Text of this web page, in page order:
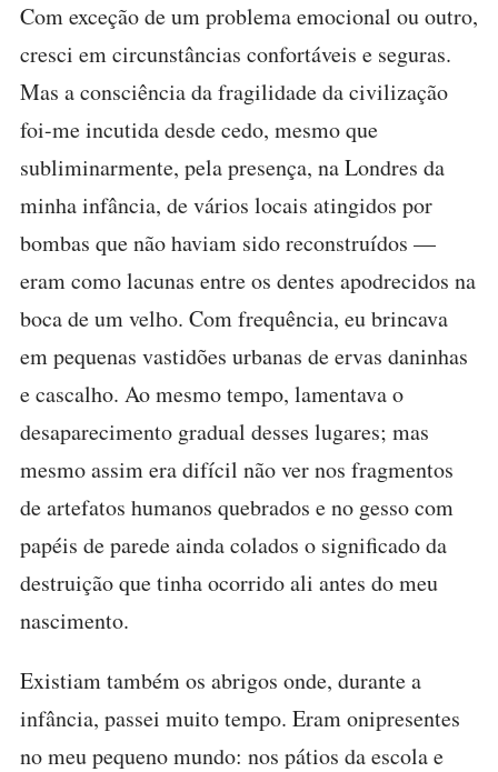
Com exceção de um problema emocional ou outro,
cresci em circunstâncias confortáveis e seguras.
Mas a consciência da fragilidade da civilização
foi-me incutida desde cedo, mesmo que
subliminarmente, pela presença, na Londres da
minha infância, de vários locais atingidos por
bombas que não haviam sido reconstruídos —
eram como lacunas entre os dentes apodrecidos na
boca de um velho. Com frequência, eu brincava
em pequenas vastidões urbanas de ervas daninhas
e cascalho. Ao mesmo tempo, lamentava o
desaparecimento gradual desses lugares; mas
mesmo assim era difícil não ver nos fragmentos
de artefatos humanos quebrados e no gesso com
papéis de parede ainda colados o significado da
destruição que tinha ocorrido ali antes do meu
nascimento.
Existiam também os abrigos onde, durante a
infância, passei muito tempo. Eram onipresentes
no meu pequeno mundo: nos pátios da escola e